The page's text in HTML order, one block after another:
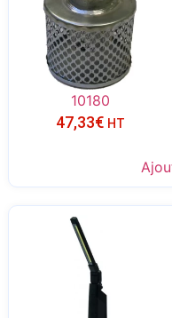
10180
47,33€ HT